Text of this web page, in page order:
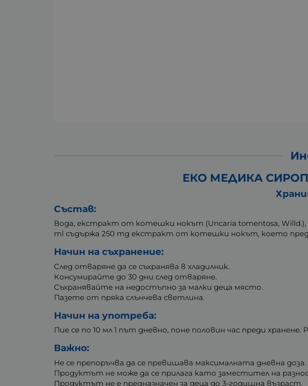
ЕКО МЕДИКА
Състав:
Вода, екстракт от котешки нокът (Uncaria tomentosa,
ml съдържа 250 mg екстракт от котешки нокът, което
Начин на съхранение:
След отваряне да се съхранява в хладилник.
Консумирайте до 30 дни след отваряне.
Съхранявайте на недостъпно за малки деца място.
Пазете от пряка слънчева светлина.
Начин на употреба:
Пие се по 10 мл 1 път дневно, поне половин час преди
Важно:
Не се препоръчва да се превишава максималната дневна доза.
Продуктът не може да се прилага като заместител на
Продуктът не е предназначен за деца до 3-годишна възраст.